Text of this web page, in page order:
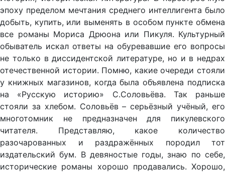
эпоху пределом мечтания среднего интеллигента было
добыть, купить, или выменять в особом пункте обмена
все романы Мориса Дрюона или Пикуля. Культурный
обыватель искал ответы на обуревавшие его вопросы
не только в диссидентской литературе, но и в недрах
отечественной истории. Помню, какие очереди стояли
у книжных магазинов, когда была объявлена подписка
на «Русскую историю» С.Соловьёва. Так раньше
стояли за хлебом. Соловьёв – серьёзный учёный, его
многотомник не предназначен для пикулевского
читателя. Представляю, какое количество
разочарованных и раздражённых породил тот
издательский бум. В девяностые годы, знаю по себе,
исторические романы хорошо продавались. Хорошо,